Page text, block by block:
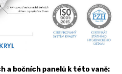
a bočních panelů k této vaně: